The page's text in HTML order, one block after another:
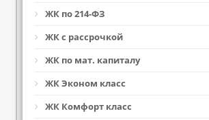
ЖК по 214-ФЗ
ЖК с рассрочкой
ЖК по мат. капиталу
ЖК Эконом класс
ЖК Комфорт класс